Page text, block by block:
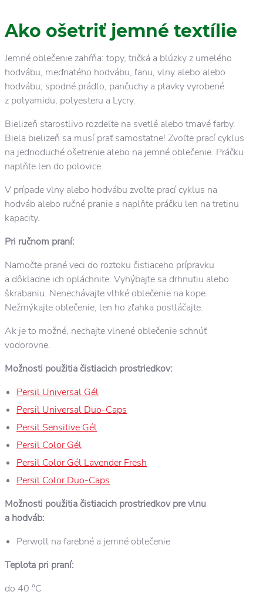
Ako ošetriť jemné textílie
Jemné oblečenie zahŕňa: topy, tričká a blúzky z umelého
hodvábu, meďnatého hodvábu, ľanu, vlny alebo alebo
hodvábu; spodné prádlo, pančuchy a plavky vyrobené
z polyamidu, polyesteru a Lycry.
Bielizeň starostlivo rozdeľte na svetlé alebo tmavé farby.
Biela bielizeň sa musí prať samostatne! Zvoľte prací cyklus
na jednoduché ošetrenie alebo na jemné oblečenie. Práčku
naplňte len do polovice.
V prípade vlny alebo hodvábu zvoľte prací cyklus na
hodváb alebo ručné pranie a naplňte práčku len na tretinu
kapacity.
Pri ručnom praní:
Namočte prané veci do roztoku čistiaceho prípravku
a dôkladne ich opláchnite. Vyhýbajte sa drhnutiu alebo
škrabaniu. Nenechávajte vlhké oblečenie na kope.
Nežmýkajte oblečenie, len ho zľahka postláčajte.
Ak je to možné, nechajte vlnené oblečenie schnúť
vodorovne.
Možnosti použitia čistiacich prostriedkov:
Persil Universal Gél
Persil Universal Duo-Caps
Persil Sensitive Gél
Persil Color Gél
Persil Color Gél Lavender Fresh
Persil Color Duo-Caps
Možnosti použitia čistiacich prostriedkov pre vlnu
a hodváb:
Perwoll na farebné a jemné oblečenie
Teplota pri praní:
do 40 °C